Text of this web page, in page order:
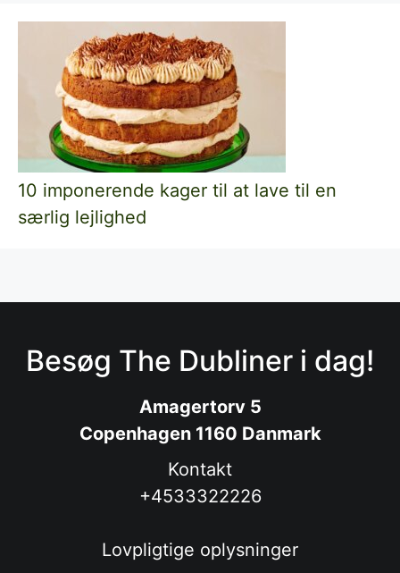
10 imponerende kager til at lave til en
særlig lejlighed
Besøg The Dubliner i dag!
Amagertorv 5
Copenhagen 1160 Danmark
Kontakt
+4533322226
Lovpligtige oplysninger